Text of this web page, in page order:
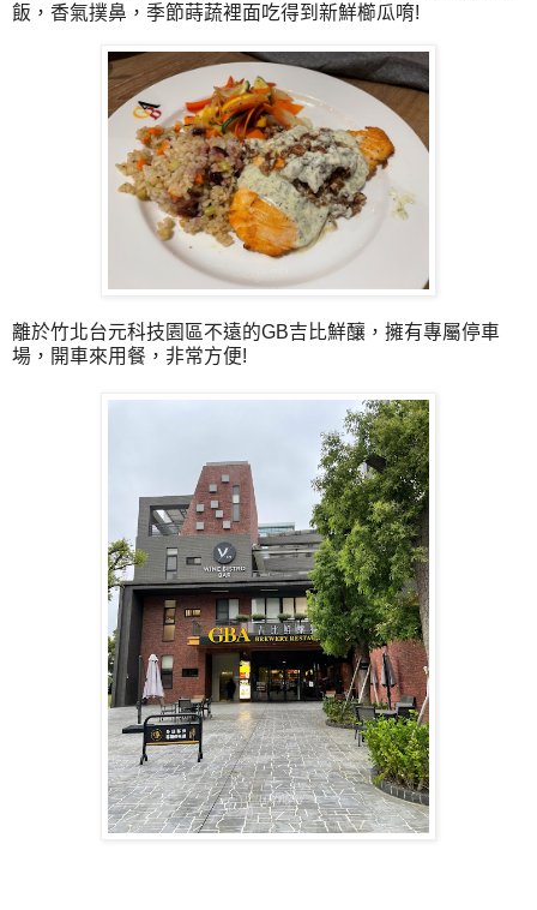
飯，香氣撲鼻，季節蒔蔬裡面吃得到新鮮櫛瓜唷!
離於竹北台元科技園區不遠的GB吉比鮮釀，擁有專屬停車
場，開車來用餐，非常方便!